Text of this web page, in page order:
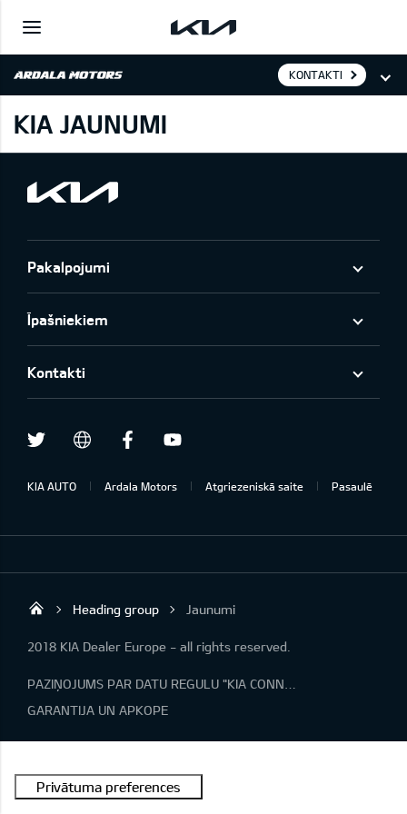
KONTAKTI
KIA JAUNUMI
Pakalpojumi
Īpašniekiem
Kontakti
Twitter draugiem.lvFacebook
KIA AUTO Ardala Motors Atgriezeniskā saite Pasaulē
Ardala SIA
Heading group Jaunumi
2018 KIA Dealer Europe - all rights reserved.
GARANTIJA UN APKOPE